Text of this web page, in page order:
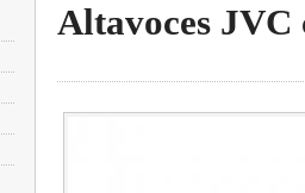
Altavoces JVC